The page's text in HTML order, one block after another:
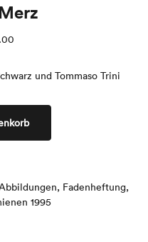
und Tommaso Trini
Fadenheftung,
1995